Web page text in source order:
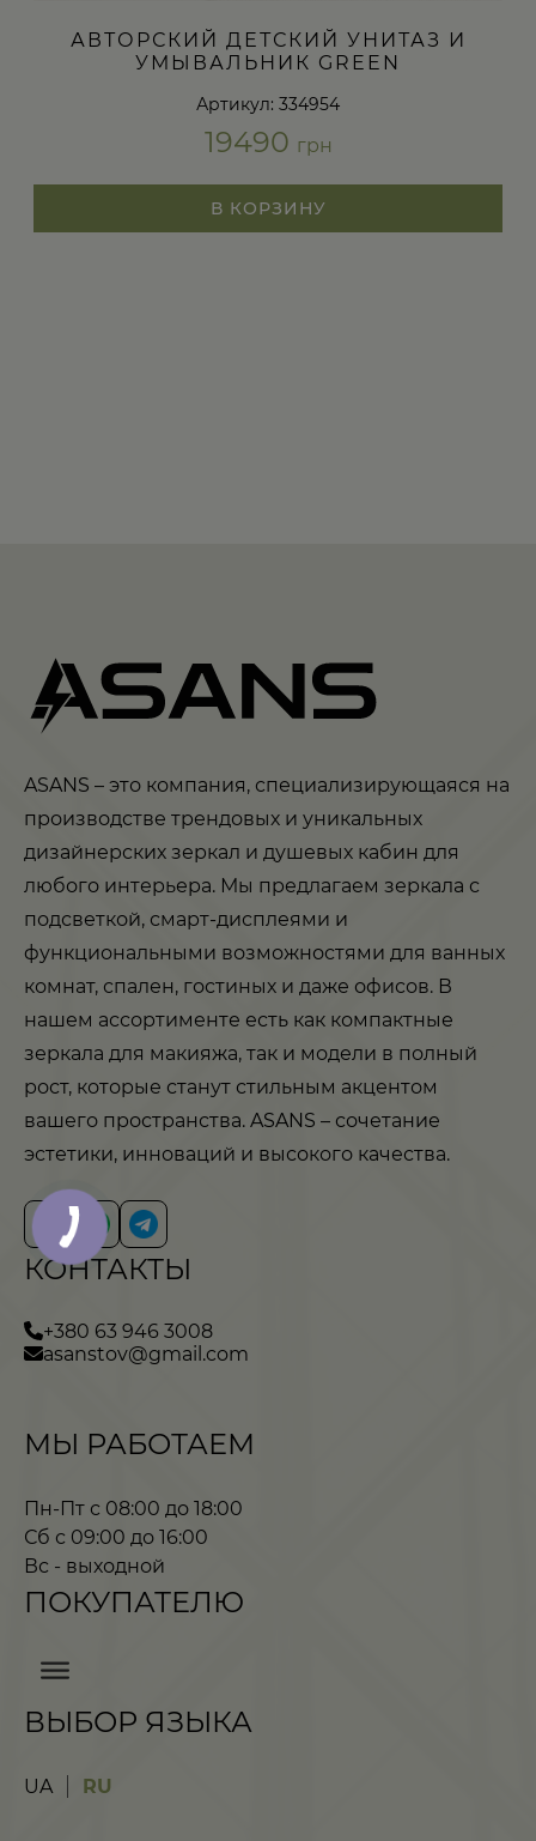
АВТОРСКИЙ ДЕТСКИЙ УНИТАЗ И
УМЫВАЛЬНИК GREEN
Артикул: 334954
19490 грн
В КОРЗИНУ
ASANS – это компания, специализирующаяся на
производстве трендовых и уникальных
дизайнерских зеркал и душевых кабин для
любого интерьера. Мы предлагаем зеркала с
подсветкой, смарт-дисплеями и
функциональными возможностями для ванных
комнат, спален, гостиных и даже офисов. В
нашем ассортименте есть как компактные
зеркала для макияжа, так и модели в полный
рост, которые станут стильным акцентом
вашего пространства. ASANS – сочетание
эстетики, инноваций и высокого качества.
КОНТАКТЫ
+380 63 946 3008
asanstov@gmail.com
МЫ РАБОТАЕМ
Пн-Пт с 08:00 до 18:00
Сб с 09:00 до 16:00
Вс - выходной
ПОКУПАТЕЛЮ
ВЫБОР ЯЗЫКА
UA RU